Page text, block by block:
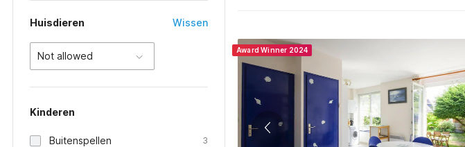
Huisdieren Wissen
Not allowed
Kinderen
Buitenspellen 3
Award Winner 2024